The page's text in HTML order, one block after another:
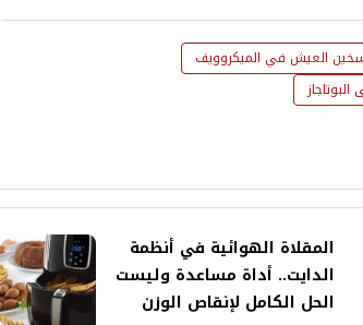
العيش في الميكروويف
المقلاة الهوائية في أنظمة
الدايت.. أداة مساعدة وليست
الحل الكامل لإنقاص الوزن